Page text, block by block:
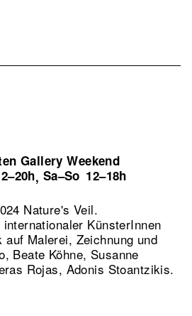
Gallery Weekend
, Sa–So 12–18h
Nature's Veil.
KünsterInnen
auf Malerei, Zeichnung und
Beate Köhne, Susanne
Rojas, Adonis Stoantzikis.